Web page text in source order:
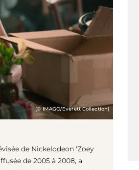
(© IMAGO/Everett Collection)
de Nickelodeon 'Zoey
de 2005 à 2008, a